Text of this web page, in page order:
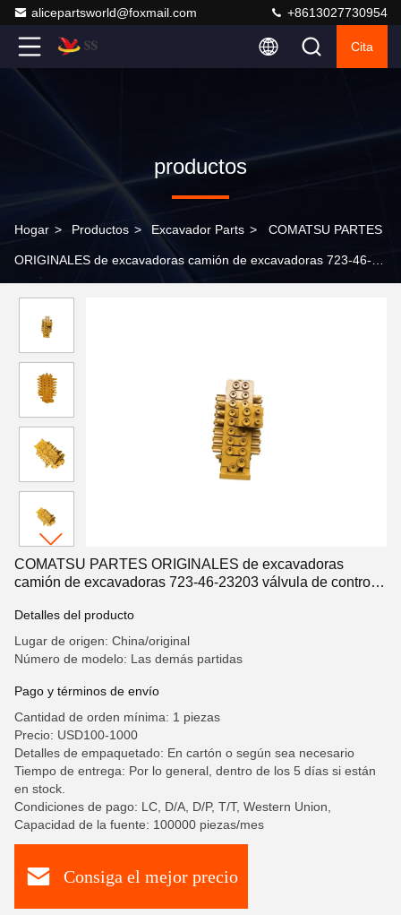
alicepartsworld@foxmail.com +8613027730954
Cita
productos
Hogar > Productos > Excavador Parts > COMATSU PARTES
ORIGINALES de excavadoras camión de excavadoras 723-46-
excavadora sistema hidráulico piezas de repuesto M156 motor
COMATSU PARTES ORIGINALES de excavadoras
camión de excavadoras 723-46-23203 válvula de control
hidráulico piezas de repuesto M156 motor
Detalles del producto
Lugar de origen: China/original
Número de modelo: Las demás partidas
Pago y términos de envío
Cantidad de orden mínima: 1 piezas
Precio: USD100-1000
Detalles de empaquetado: En cartón o según sea necesario
Tiempo de entrega: Por lo general, dentro de los 5 días si están
en stock.
Condiciones de pago: LC, D/A, D/P, T/T, Western Union,
Capacidad de la fuente: 100000 piezas/mes
Consiga el mejor precio